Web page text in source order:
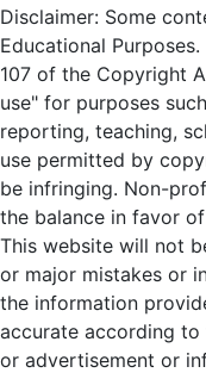
Disclaimer: Some
Educational
107 of the Copyright
use" for purposes
reporting, teaching,
use permitted by
be infringing. Non-
the balance in favor
This website will not
or major mistakes or
the information
accurate according
or advertisement or